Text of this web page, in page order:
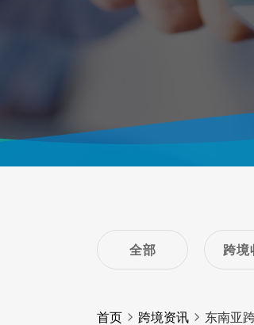
全部 跨境
首页 跨境资讯 东南亚